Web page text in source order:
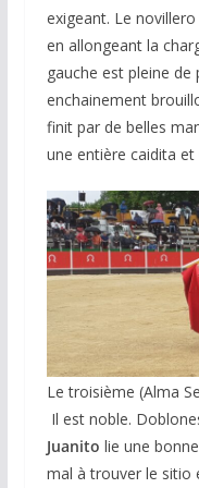
exigeant. Le
en allongeant la
gauche est pleine de
enchainement
finit par de belles
une entière caidita et
Le troisième (Alma
Il est noble.
Juanito lie une
mal à trouver le sitio